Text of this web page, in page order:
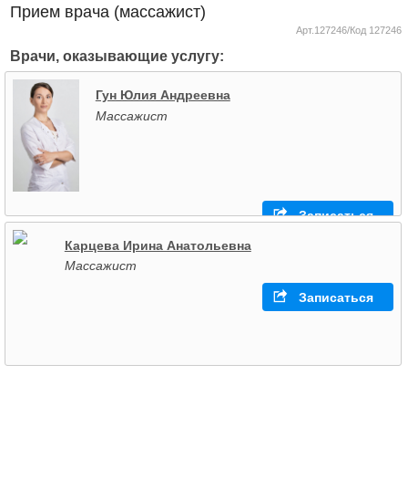
Прием врача (массажист)
Арт.127246/Код 127246
Врачи, оказывающие услугу:
Гун Юлия Андреевна
Массажист
Записаться
Карцева Ирина Анатольевна
Массажист
Записаться